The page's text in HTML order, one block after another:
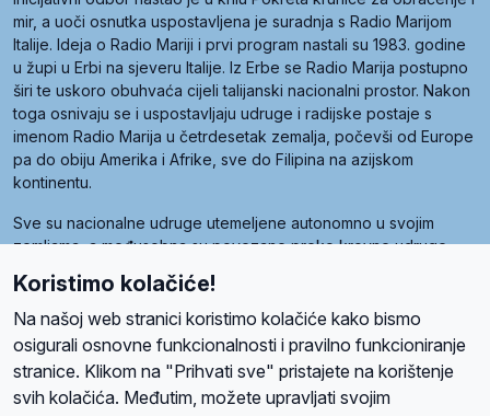
mir, a uoči osnutka uspostavljena je suradnja s Radio Marijom
Italije. Ideja o Radio Mariji i prvi program nastali su 1983. godine
u župi u Erbi na sjeveru Italije. Iz Erbe se Radio Marija postupno
širi te uskoro obuhvaća cijeli talijanski nacionalni prostor. Nakon
toga osnivaju se i uspostavljaju udruge i radijske postaje s
imenom Radio Marija u četrdesetak zemalja, počevši od Europe
pa do obiju Amerika i Afrike, sve do Filipina na azijskom
kontinentu.
Sve su nacionalne udruge utemeljene autonomno u svojim
zemljama, a međusobna su povezane preko krovne udruge
Radio Maria). Svjetsku obitelj utemeljilo je sedam članica, među
kojima je i hrvatska Udruga Radio Marija.
Koristimo kolačiće!
Na našoj web stranici koristimo kolačiće kako bismo
osigurali osnovne funkcionalnosti i pravilno funkcioniranje
stranice. Klikom na "Prihvati sve" pristajete na korištenje
svih kolačića. Međutim, možete upravljati svojim